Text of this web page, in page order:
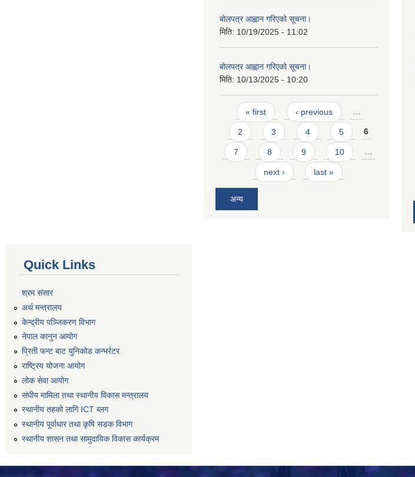
बोलपत्र आह्वान गरिएको सूचना।
मिति: 10/19/2025 - 11:02
बोलपत्र आह्वान गरिएको सूचना।
मिति: 10/13/2025 - 10:20
Pages
« first ‹ previous …
2 3 4 5 6
7 8 9 10 …
next › last »
अन्य
Quick Links
श्रम संसार
अर्थ मन्त्रालय
केन्द्रीय पञ्जिकरण विभाग
नेपाल कानुन आयोग
प्रिती फन्ट बाट युनिकोड कन्भर्रटर
राष्ट्रिय योजना आयोग
लोक सेवा आयोग
संघीय मामिला तथा स्थानीय विकास मन्त्रालय
स्थानीय तहको लागि ICT ब्लग
स्थानीय पूर्वाधार तथा कृषि सडक विभाग
स्थानीय शासन तथा सामुदायिक विकास कार्यक्रम